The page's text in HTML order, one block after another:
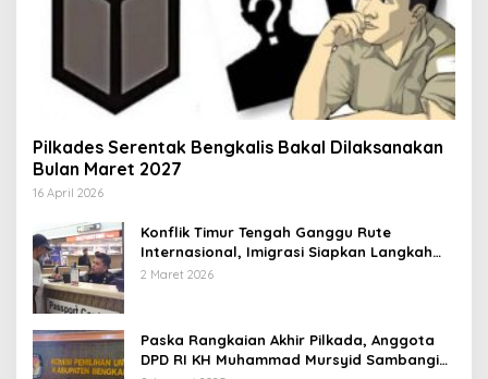
Pilkades Serentak Bengkalis Bakal Dilaksanakan
Bulan Maret 2027
16 April 2026
Konflik Timur Tengah Ganggu Rute
Internasional, Imigrasi Siapkan Langkah
Antisipatif
2 Maret 2026
Paska Rangkaian Akhir Pilkada, Anggota
DPD RI KH Muhammad Mursyid Sambangi